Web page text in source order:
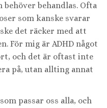
behöver behandlas. Ofta
som kanske svarar
det räcker med att
För mig är ADHD något
och det är oftast inte
på, utan allting annat
passar oss alla, och